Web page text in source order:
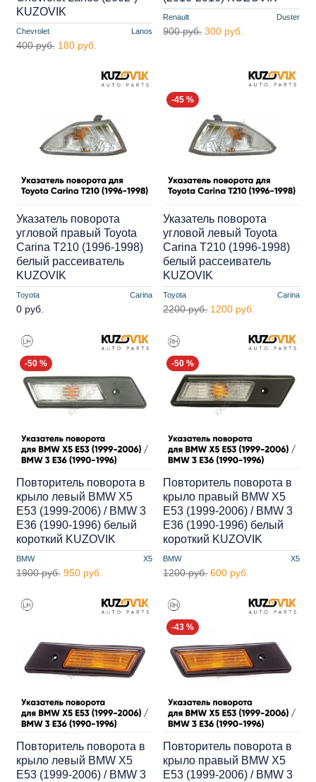
Chevrolet Lanos
KUZOVIK
400 руб. 180 руб.
Renault Duster
900 руб. 300 руб.
Toyota Carina
Указатель поворота
угловой правый Toyota
Carina T210 (1996-1998)
белый рассеиватель
KUZOVIK
0 руб.
-45 %
Toyota Carina
Указатель поворота
угловой левый Toyota
Carina T210 (1996-1998)
белый рассеиватель
KUZOVIK
2200 руб. 1200 руб.
-50 %
BMW X5
Повторитель поворота в
крыло левый BMW X5
E53 (1999-2006) / BMW 3
E36 (1990-1996) белый
короткий KUZOVIK
1900 руб. 950 руб.
-50 %
BMW X5
Повторитель поворота в
крыло правый BMW X5
E53 (1999-2006) / BMW 3
E36 (1990-1996) белый
короткий KUZOVIK
1200 руб. 600 руб.
Повторитель поворота в
крыло левый BMW X5
E53 (1999-2006) / BMW 3
-43 %
Повторитель поворота в
крыло правый BMW X5
E53 (1999-2006) / BMW 3